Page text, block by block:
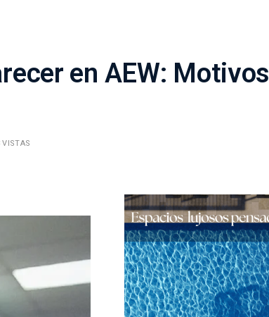
en AEW: Motivos
VISTAS